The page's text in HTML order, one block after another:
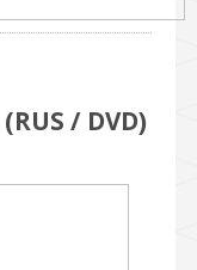
/ DVD)